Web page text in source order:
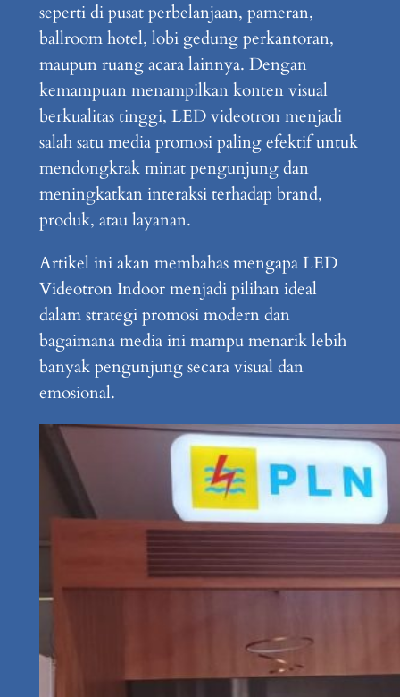
seperti di pusat perbelanjaan, pameran,
ballroom hotel, lobi gedung perkantoran,
maupun ruang acara lainnya. Dengan
kemampuan menampilkan konten visual
berkualitas tinggi, LED videotron menjadi
salah satu media promosi paling efektif untuk
mendongkrak minat pengunjung dan
meningkatkan interaksi terhadap brand,
produk, atau layanan.
Artikel ini akan membahas mengapa LED
Videotron Indoor menjadi pilihan ideal
dalam strategi promosi modern dan
bagaimana media ini mampu menarik lebih
banyak pengunjung secara visual dan
emosional.